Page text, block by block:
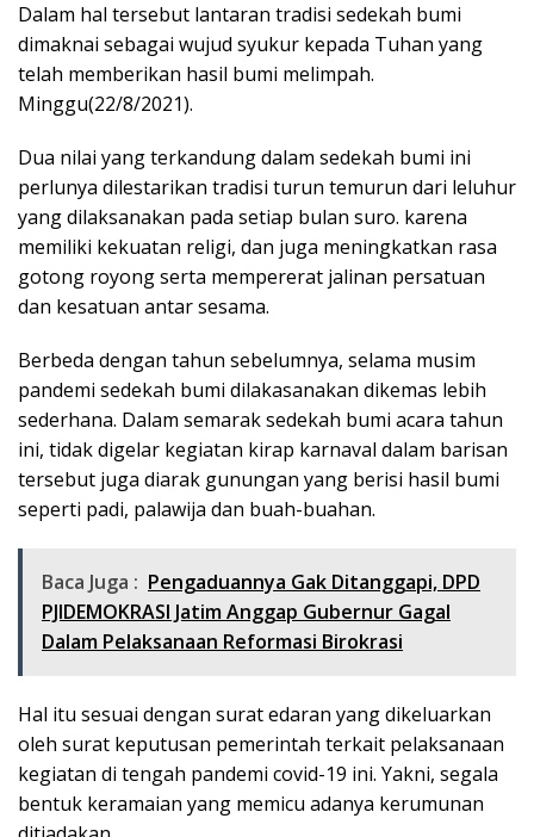
Dalam hal tersebut lantaran tradisi sedekah bumi
dimaknai sebagai wujud syukur kepada Tuhan yang
telah memberikan hasil bumi melimpah.
Minggu(22/8/2021).
Dua nilai yang terkandung dalam sedekah bumi ini
perlunya dilestarikan tradisi turun temurun dari leluhur
yang dilaksanakan pada setiap bulan suro. karena
memiliki kekuatan religi, dan juga meningkatkan rasa
gotong royong serta mempererat jalinan persatuan
dan kesatuan antar sesama.
Berbeda dengan tahun sebelumnya, selama musim
pandemi sedekah bumi dilakasanakan dikemas lebih
sederhana. Dalam semarak sedekah bumi acara tahun
ini, tidak digelar kegiatan kirap karnaval dalam barisan
tersebut juga diarak gunungan yang berisi hasil bumi
seperti padi, palawija dan buah-buahan.
Baca Juga : Pengaduannya Gak Ditanggapi, DPD
PJIDEMOKRASI Jatim Anggap Gubernur Gagal
Dalam Pelaksanaan Reformasi Birokrasi
Hal itu sesuai dengan surat edaran yang dikeluarkan
oleh surat keputusan pemerintah terkait pelaksanaan
kegiatan di tengah pandemi covid-19 ini. Yakni, segala
bentuk keramaian yang memicu adanya kerumunan